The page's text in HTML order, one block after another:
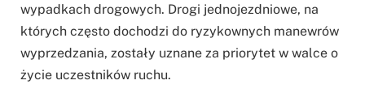
wypadkach drogowych. Drogi jednojezdniowe, na
których często dochodzi do ryzykownych manewrów
wyprzedzania, zostały uznane za priorytet w walce o
życie uczestników ruchu.